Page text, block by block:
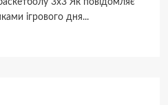
3х3 Як повідомляє
ігрового дня...